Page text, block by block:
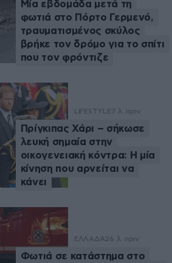
Μία εβδομάδα μετά τη
φωτιά στο Πόρτο Γερμενό,
τραυματισμένος σκύλος
βρήκε τον δρόμο για το σπίτι
που τον φρόντιζε
LIFESTYLE7 λ. πριν
Πρίγκιπας Χάρι – σήκωσε
λευκή σημαία στην
οικογενειακή κόντρα: Η μία
κίνηση που αρνείται να
κάνει
ΕΛΛΑΔΑ26 λ. πριν
Φωτιά σε κατάστημα στο